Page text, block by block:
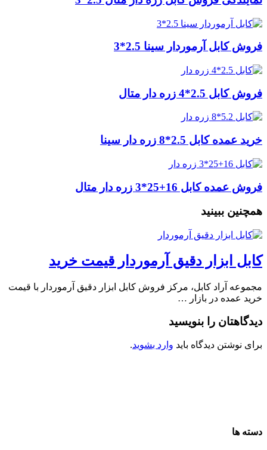
فروش کابل آرموردار سینا 2.5*3
فروش کابل 2.5*4 زره دار متال
خرید عمده کابل 2.5*8 زره دار سینا
فروش عمده کابل 16+25*3 زره دار متال
همچنین ببینید
کابل ابزار دقیق آرموردار قیمت خرید
مجموعه آراد کابل، مرکز فروش کابل ابزار دقیق آرموردار با قیمت
خرید عمده در بازار …
دیدگاهتان را بنویسید
برای نوشتن دیدگاه باید وارد بشوید.
دسته ها